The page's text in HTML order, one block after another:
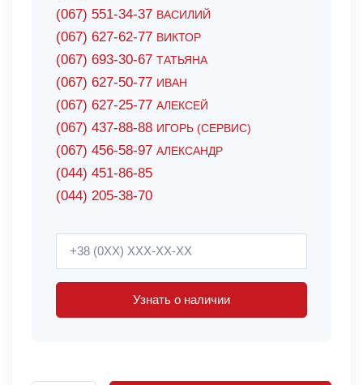
(067) 551-34-37 ВАСИЛИЙ
(067) 627-62-77 ВИКТОР
(067) 693-30-67 ТАТЬЯНА
(067) 627-50-77 ИВАН
(067) 627-25-77 АЛЕКСЕЙ
(067) 437-88-88 ИГОРЬ (СЕРВИС)
(067) 456-58-97 АЛЕКСАНДР
(044) 451-86-85
(044) 205-38-70
Узнать о наличии